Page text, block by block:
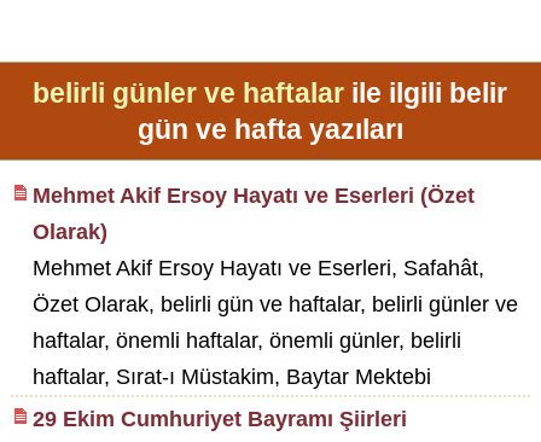
belirli günler ve haftalar ile ilgili belir
gün ve hafta yazıları
Mehmet Akif Ersoy Hayatı ve Eserleri (Özet
Olarak)
Mehmet Akif Ersoy Hayatı ve Eserleri, Safahât,
Özet Olarak, belirli gün ve haftalar, belirli günler ve
haftalar, önemli haftalar, önemli günler, belirli
haftalar, Sırat-ı Müstakim, Baytar Mektebi
29 Ekim Cumhuriyet Bayramı Şiirleri